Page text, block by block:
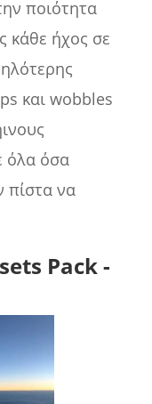
ποιότητα
κάθε ήχος σε
και wobbles
όλα όσα
πίστα να
Pack -